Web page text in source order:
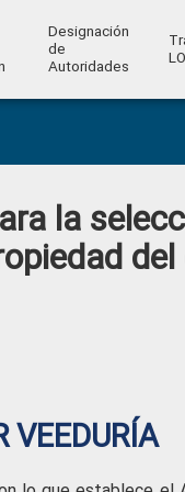
Designación
de
Autoridades
la
VEEDURÍA